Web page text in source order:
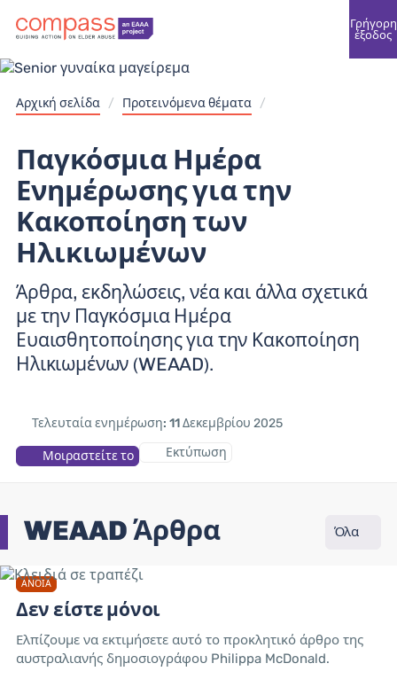
Γρήγορη
έξοδος
Αρχική σελίδα / Προτεινόμενα θέματα /
Παγκόσμια Ημέρα
Ενημέρωσης για την
Κακοποίηση των
Ηλικιωμένων
Άρθρα, εκδηλώσεις, νέα και άλλα σχετικά
με την Παγκόσμια Ημέρα
Ευαισθητοποίησης για την Κακοποίηση
Ηλικιωμένων (WEAAD).
Τελευταία ενημέρωση: 11Δεκεμβρίου 2025
Μοιραστείτε το Εκτύπωση
WEAAD Άρθρα Όλα
ΆΝΟΙΑ
Δεν είστε μόνοι
Ελπίζουμε να εκτιμήσετε αυτό το προκλητικό άρθρο της
αυστραλιανής δημοσιογράφου Philippa McDonald.